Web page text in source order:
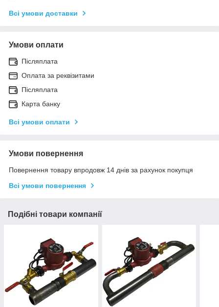
Всі умови доставки
Умови оплати
Післяплата
Оплата за реквізитами
Післяплата
Карта банку
Всі умови оплати
Умови повернення
Повернення товару впродовж 14 днів за рахунок покупця
Всі умови повернення
Подібні товари компанії